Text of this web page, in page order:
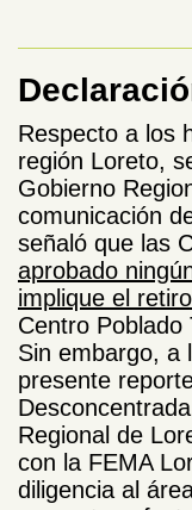
Respecto a los
región Loreto,
Gobierno
comunicación
señaló que las
aprobado
implique el
Centro Poblado
Sin embargo, a
presente
Regional de
con la FEMA
diligencia al